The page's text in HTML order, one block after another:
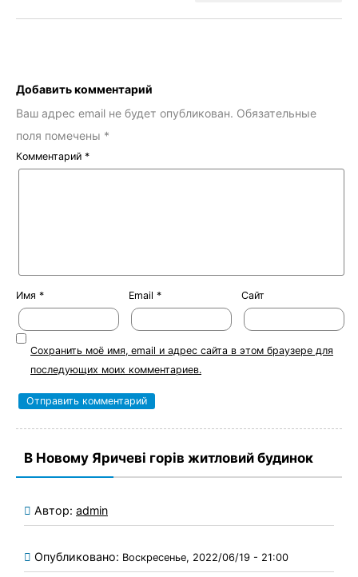
Добавить комментарий
Ваш адрес email не будет опубликован. Обязательные
поля помечены *
Комментарий *
Имя * Email * Сайт
Сохранить моё имя, email и адрес сайта в этом браузере для
последующих моих комментариев.
В Новому Яричеві горів житловий будинок
Автор: admin
Опубликовано: Воскресенье, 2022/06/19 - 21:00